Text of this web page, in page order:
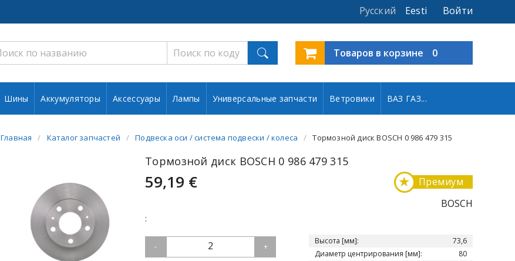
Войти
Eesti
Русский
Товаров в корзине 0
Шины Аккумуляторы Аксессуары Лампы Универсальные запчасти Ветровики ВАЗ ГАЗ...
Главная Каталог запчастей Подвеска оси / система подвески / колеса Тормозной диск BOSCH 0 986 479 315
Тормозной диск BOSCH 0 986 479 315
59,19 € Премиум
★
BOSCH
:
- 2 +
Высота [мм]:
73,6
Диаметр центрирования [мм]:
80